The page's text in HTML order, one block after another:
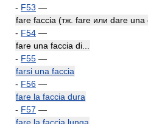
- F53 —
fare faccia (тж. fare или dare una
- F54 —
fare una faccia di...
- F55 —
farsi una faccia
- F56 —
fare la faccia dura
- F57 —